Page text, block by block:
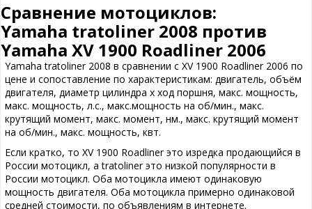
Сравнение мотоциклов:
Yamaha tratoliner 2008 против
Yamaha XV 1900 Roadliner 2006
Yamaha tratoliner 2008 в сравнении с XV 1900 Roadliner 2006 по
цене и сопоставление по характеристикам: двигатель, объём
двигателя, диаметр цилиндра х ход поршня, макс. мощность,
макс. мощность, л.с., макс.мощность на об/мин., макс.
крутящий момент, макс. момент, нм., макс. крутящий момент
на об/мин., макс. мощность, квт.
Если кратко, то XV 1900 Roadliner это изредка продающийся в
России мотоцикл, а tratoliner это низкой популярности в
России мотоцикл. Оба мотоцикла имеют одинаковую
мощность двигателя. Оба мотоцикла примерно одинаковой
средней стоимости, по объявлениям в интернете.